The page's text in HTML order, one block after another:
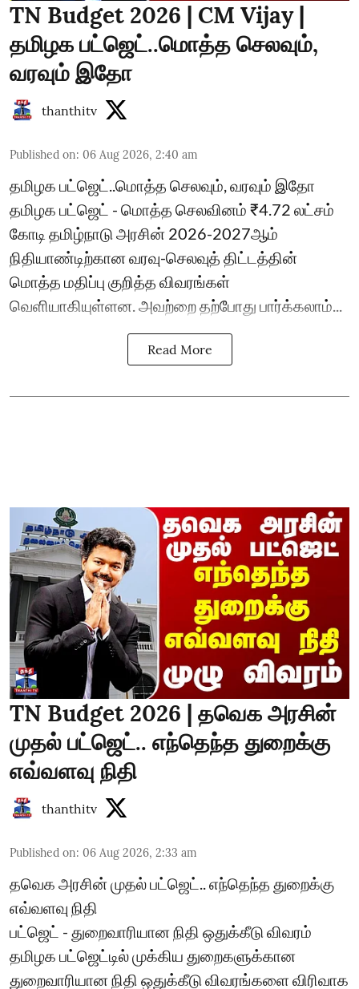
TN Budget 2026 | CM Vijay |
தமிழக பட்ஜெட்..மொத்த செலவும்,
வரவும் இதோ
thanthitv
Published on: 06 Aug 2026, 2:40 am
தமிழக பட்ஜெட்..மொத்த செலவும், வரவும் இதோ
தமிழக பட்ஜெட் - மொத்த செலவினம் ₹4.72 லட்சம்
கோடி தமிழ்நாடு அரசின் 2026-2027ஆம்
நிதியாண்டிற்கான வரவு-செலவுத் திட்டத்தின்
மொத்த மதிப்பு குறித்த விவரங்கள்
வெளியாகியுள்ளன. அவற்றை தற்போது பார்க்கலாம்...
Read More
TN Budget 2026 | தவெக அரசின்
முதல் பட்ஜெட்.. எந்தெந்த துறைக்கு
எவ்வளவு நிதி
thanthitv
Published on: 06 Aug 2026, 2:33 am
தவெக அரசின் முதல் பட்ஜெட்.. எந்தெந்த துறைக்கு
எவ்வளவு நிதி
பட்ஜெட் - துறைவாரியான நிதி ஒதுக்கீடு விவரம்
தமிழக பட்ஜெட்டில் முக்கிய துறைகளுக்கான
துறைவாரியான நிதி ஒதுக்கீடு விவரங்களை விரிவாக